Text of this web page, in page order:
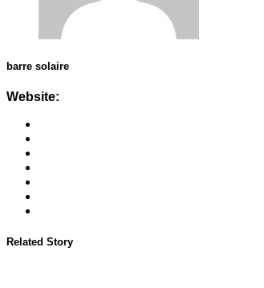
barre solaire
Website:
Related Story